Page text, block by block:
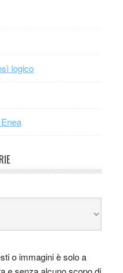
logico
o immagini è solo a